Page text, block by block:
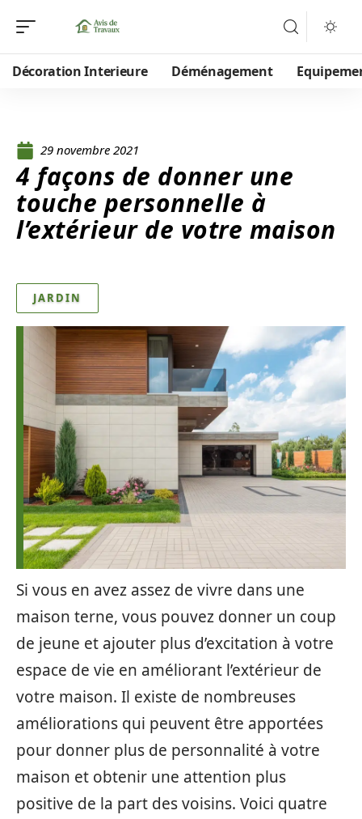
Décoration Interieure Déménagement
29 novembre 2021
4 façons de donner une
touche personnelle à
l’extérieur de votre maison
JARDIN
Si vous en avez assez de vivre dans une
maison terne, vous pouvez donner un coup
de jeune et ajouter plus d’excitation à votre
espace de vie en améliorant l’extérieur de
votre maison. Il existe de nombreuses
améliorations qui peuvent être apportées
pour donner plus de personnalité à votre
maison et obtenir une attention plus
positive de la part des voisins. Voici quatre